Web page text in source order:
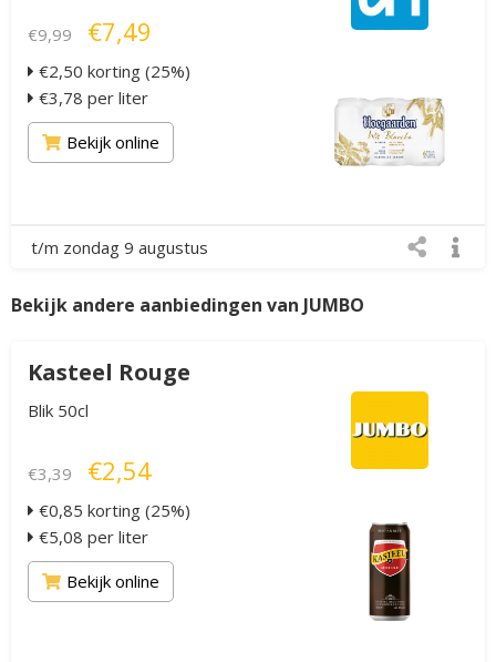
€9,99 €7,49
€2,50 korting (25%)
€3,78 per liter
Bekijk online
t/m zondag 9 augustus
Bekijk andere aanbiedingen van JUMBO
Kasteel Rouge
Blik 50cl
€3,39 €2,54
€0,85 korting (25%)
€5,08 per liter
Bekijk online